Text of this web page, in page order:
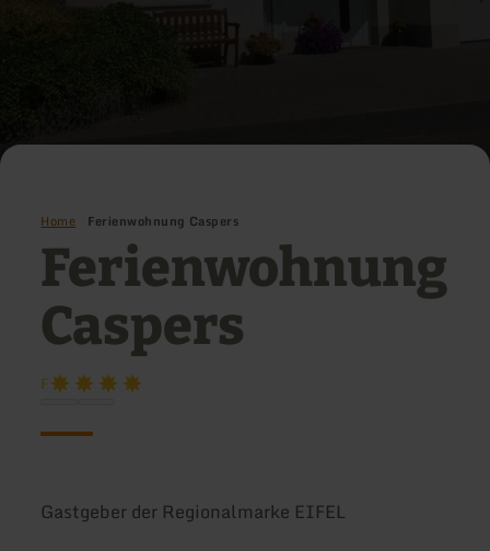
Home Ferienwohnung Caspers
Ferienwohnung
Caspers
F
Gastgeber der Regionalmarke EIFEL